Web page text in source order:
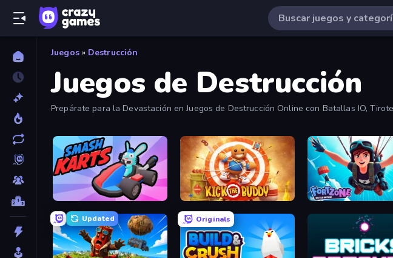
Juegos » Destrucción
Juegos de Destrucción
Prepárate para la Devastación en Juegos de Destrucción Online con Batallas IO,
Smash Karts Kick the Buddy Fortzone Battle Royale
Updated Originals